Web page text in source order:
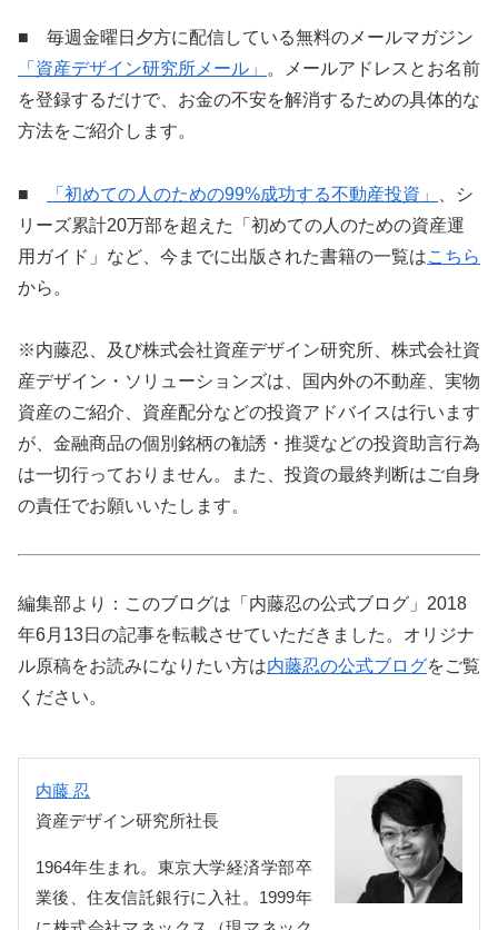
■ 毎週金曜日夕方に配信している無料のメールマガジン
「資産デザイン研究所メール」
。メールアドレスとお名前
を登録するだけで、お金の不安を解消するための具体的な
方法をご紹介します。
■ 「初めての人のための99%成功する不動産投資」
、シ
リーズ累計20万部を超えた「初めての人のための資産運
用ガイド」など、今までに出版された書籍の一覧はこちら
から。
※内藤忍、及び株式会社資産デザイン研究所、株式会社資
産デザイン・ソリューションズは、国内外の不動産、実物
資産のご紹介、資産配分などの投資アドバイスは行います
が、金融商品の個別銘柄の勧誘・推奨などの投資助言行為
は一切行っておりません。また、投資の最終判断はご自身
の責任でお願いいたします。
編集部より：このブログは「内藤忍の公式ブログ」2018
年6月13日の記事を転載させていただきました。オリジナ
ル原稿をお読みになりたい方は内藤忍の公式ブログをご覧
ください。
内藤 忍
資産デザイン研究所社長
1964年生まれ。東京大学経済学部卒
業後、住友信託銀行に入社。1999年